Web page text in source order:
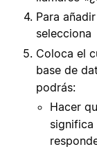
Para
selecciona
Coloca el
base de
podrás:
Hacer
significa